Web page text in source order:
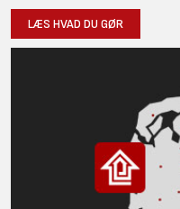
LÆS HVAD DU GØR